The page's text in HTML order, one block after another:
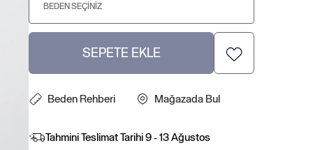
BEDEN SEÇINIZ
SEPETE EKLE
Beden Rehberi Mağazada Bul
Tahmini Teslimat Tarihi9 - 13 Ağustos